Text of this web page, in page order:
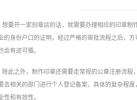
想要开一家刻章店的话，就需要办理相应的印章
的身份户口的证明，经过严格的审批流程之后，
会有迹可循。
除此之外，制作印章还需要走常规的公章注册流程
去相关的部门进行个人登记备案，具体的复杂程
性和有效性。